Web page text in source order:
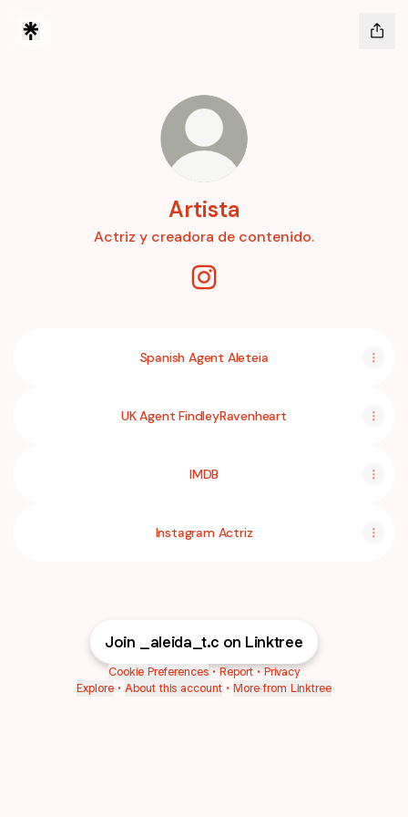
Artista
Actriz y creadora de contenido.
Spanish Agent Aleteia
UK Agent FindleyRavenheart
IMDB
Instagram Actriz
Join _aleida_t.c on Linktree
Cookie Preferences • Report • Privacy
Explore • About this account • More from Linktree